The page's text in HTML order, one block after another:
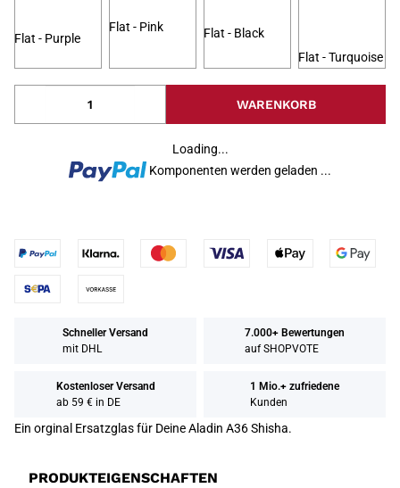
Flat - Purple
Flat - Pink
Flat - Black
Flat - Turquoise
WARENKORB
Loading...
Komponenten werden geladen ...
Schneller Versand
mit DHL
7.000+ Bewertungen
auf SHOPVOTE
Kostenloser Versand
ab 59 € in DE
1 Mio.+ zufriedene
Kunden
Ein orginal Ersatzglas für Deine Aladin A36 Shisha.
PRODUKTEIGENSCHAFTEN